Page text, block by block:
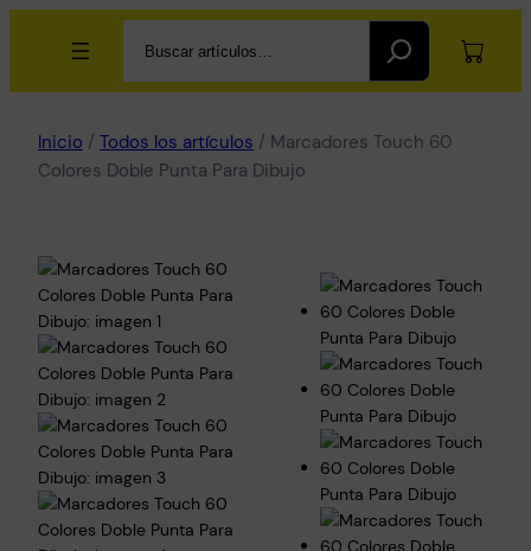
Inicio / Todos los artículos / Marcadores Touch 60
Colores Doble Punta Para Dibujo